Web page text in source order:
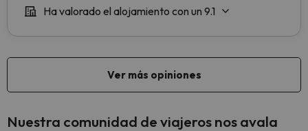
Nuestra comunidad de viajeros nos avala